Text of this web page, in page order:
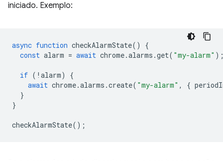
iniciado. Exemplo:
async function checkAlarmState()
{
const alarm = await chrome.alarms .get( "my-alarm"
if ( ! alarm)
{
await chrome.alarms .create( "my-alarm" , {
}
}
checkAlarmState();